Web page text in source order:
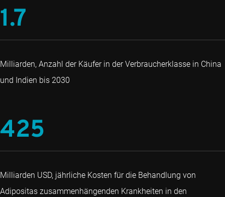
1.7
Milliarden, Anzahl der Käufer in der Verbraucherklasse in China
und Indien bis 2030
425
Milliarden USD, jährliche Kosten für die Behandlung von
Adipositas zusammenhängenden Krankheiten in den